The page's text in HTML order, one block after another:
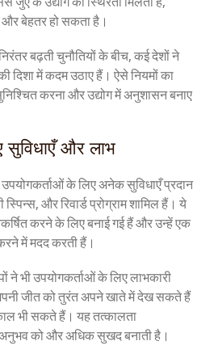
बेहतर हो सकता है।
बढ़ती चुनौतियों के बीच, कई देशों ने
दिशा में कदम उठाए हैं। ऐसे नियमों का
करना और उद्योग में अनुशासन बनाए
सुविधाएँ और लाभ
के लिए अनेक सुविधाएँ प्रदान
और रिवार्ड प्रोग्राम शामिल हैं। ये
करने के लिए बनाई गई हैं और उन्हें एक
में मदद करती हैं।
ने भी उपयोगकर्ताओं के लिए लाभकारी
जीत को तुरंत अपने खाते में देख सकते हैं
भी सकते हैं। यह तत्कालता
को और अधिक सुखद बनाती है।